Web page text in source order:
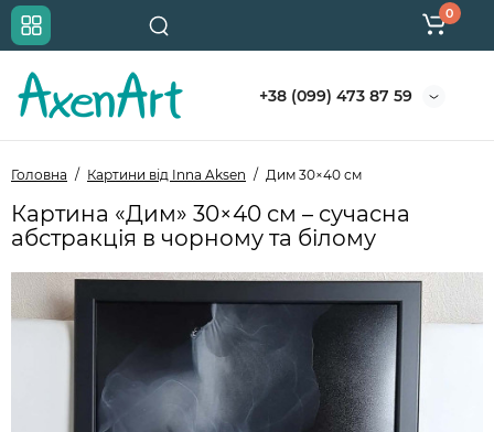
+38 (099) 473 87 59
0
Головна Картини від Inna Aksen Дим 30×40 см
Картина «Дим» 30×40 см – сучасна
абстракція в чорному та білому